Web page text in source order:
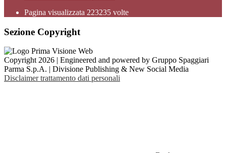
Pagina visualizzata 223235 volte
Sezione Copyright
Copyright 2026 | Engineered and powered by Gruppo Spaggiari
Parma S.p.A. | Divisione Publishing & New Social Media
Disclaimer trattamento dati personali